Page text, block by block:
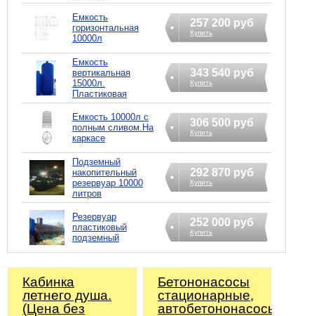
Емкость
горизонтальная
10000л
257 200 руб
Купить
Емкость
вертикальная
15000л.
Пластиковая
343 540 руб
Купить
Емкость 10000л с
полным сливом.На
каркасе
306 500 руб
Купить
Подземный
накопительный
резервуар 10000
литров
292 870 руб
Купить
Резервуар
пластиковый
подземный
252 000 руб
Купить
Кабинка
летнего душа.
(Цена без
Бетононасосы
стационарные,
автобетононасосы